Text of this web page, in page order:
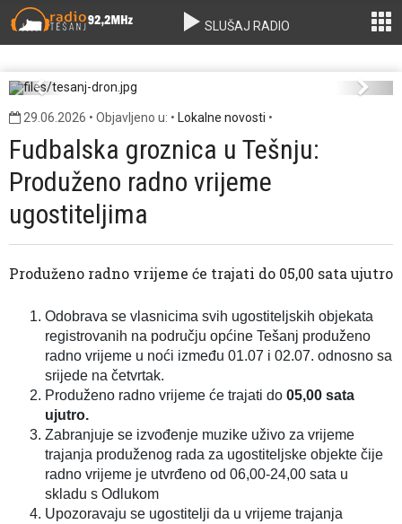
SLUŠAJ RADIO
Previous Next
29.06.2026 • Objavljeno u: • Lokalne novosti •
Fudbalska groznica u Tešnju:
Produženo radno vrijeme
ugostiteljima
Produženo radno vrijeme će trajati do 05,00 sata ujutro
Odobrava se vlasnicima svih ugostiteljskih objekata
registrovanih na području općine Tešanj produženo
radno vrijeme u noći između 01.07 i 02.07. odnosno sa
srijede na četvrtak.
Produženo radno vrijeme će trajati do 05,00 sata
ujutro.
Zabranjuje se izvođenje muzike uživo za vrijeme
trajanja produženog rada za ugostiteljske objekte čije
radno vrijeme je utvrđeno od 06,00-24,00 sata u
skladu s Odlukom
Upozoravaju se ugostitelji da u vrijeme trajanja